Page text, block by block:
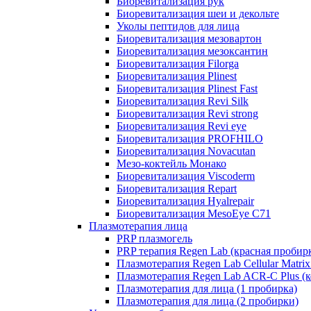
Биоревитализация шеи и декольте
Уколы пептидов для лица
Биоревитализация мезовартон
Биоревитализация мезоксантин
Биоревитализация Filorga
Биоревитализация Plinest
Биоревитализация Plinest Fast
Биоревитализация Revi Silk
Биоревитализация Revi strong
Биоревитализация Revi eye
Биоревитализация PROFHILO
Биоревитализация Novacutan
Мезо-коктейль Монако
Биоревитализация Viscoderm
Биоревитализация Repart
Биоревитализация Hyalrepair
Биоревитализация MesoEye C71
Плазмотерапия лица
PRP плазмогель
PRP терапия Regen Lab (красная
Плазмотерапия Regen Lab Cellular
Плазмотерапия Regen Lab ACR-C Plus
Плазмотерапия для лица (1 пробирка)
Плазмотерапия для лица (2 пробирки)